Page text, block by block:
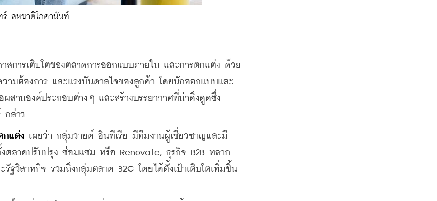
ร์ สหชาติโภคานันท์
การเติบโตของตลาดการออกแบบภายใน และการตกแต่ง ด้วย
ามต้องการ และแรงบันดาลใจของลูกค้า โดยนักออกแบบและ
สานองค์ประกอบต่างๆ และสร้างบรรยากาศที่น่าดึงดูดซึ่ง
กล่าว
กแต่ง เผยว่า กลุ่มวายด์ อินทีเรีย มีทีมงานผู้เชี่ยวชาญและมี
ตลาดปรับปรุง ซ่อมแซม หรือ Renovate, ธุรกิจ B2B หลาก
รัฐวิสาหกิจ รวมถึงกลุ่มตลาด B2C โดยได้ตั้งเป้าเติบโตเพิ่มขึ้น